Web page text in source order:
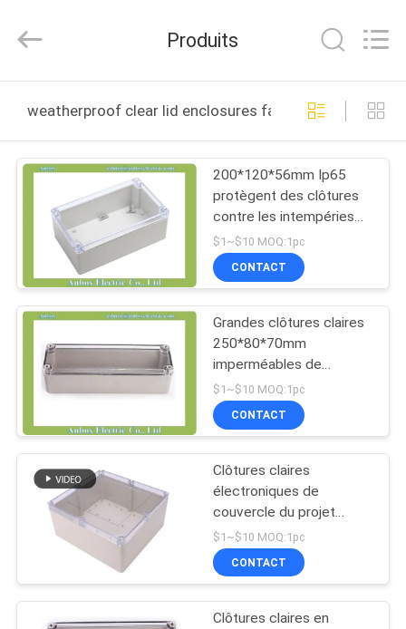
PRODUITS
SUJET
NOUS
VISITE
D'USINE
CONTRÔLE
QUALITÉ
CONTACTEZ-
NOUS
Electric
Rights
Produits
weatherproof clear lid enclosures fabrication en ligne
200*120*56mm Ip65
protègent des clôtures
contre les intempéries
claires de couvercle
$1~$10 MOQ:1pc
CONTACT
Grandes clôtures claires
250*80*70mm
imperméables de
couvercle
$1~$10 MOQ:1pc
CONTACT
Clôtures claires
électroniques de
couvercle du projet
300*280*140mm
$1~$10 MOQ:1pc
CONTACT
Clôtures claires en